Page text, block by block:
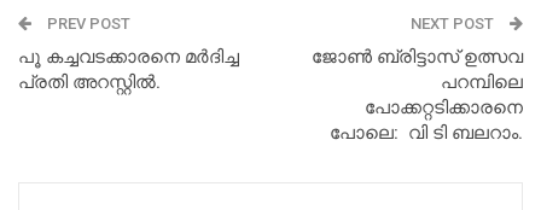
PREV POST
പൂ കച്ചവടക്കാരനെ മർദിച്ച
പ്രതി അറസ്റ്റിൽ.
NEXT POST
ജോൺ ബ്രിട്ടാസ് ഉത്സവ
പറമ്പിലെ
പോക്കറ്റടിക്കാരനെ
പോലെ: വി ടി ബലറാം.